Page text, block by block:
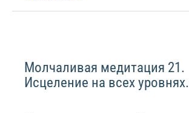
Молчаливая медитация 21.
Исцеление на всех уровнях.